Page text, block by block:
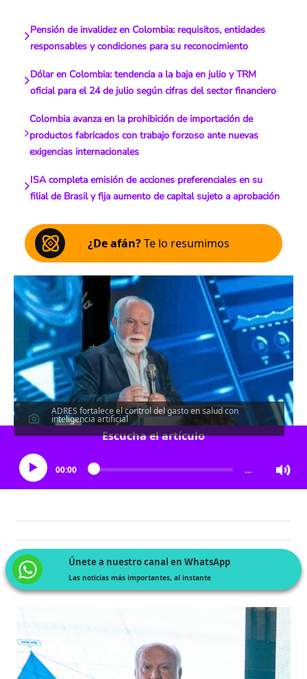
Pensión de invalidez en Colombia: requisitos, entidades
responsables y condiciones para su reconocimiento
Dólar en Colombia: tendencia a la baja en julio y TRM
oficial para el 24 de julio según cifras del sector financiero
Colombia avanza en la prohibición de importación de
productos fabricados con trabajo forzoso ante nuevas
exigencias internacionales
ISA completa emisión de acciones preferenciales en su
filial de Brasil y fija aumento de capital sujeto a aprobación
¿De afán?Te lo resumimos
ADRES fortalece el control del gasto en salud con
inteligencia artificial
Escucha el artículo
00:00 …
Únete a nuestro canal en WhatsApp
Las noticias más importantes, al instante